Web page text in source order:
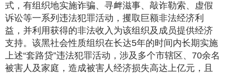
式，有组织地实施诈骗、寻衅滋事、敲诈勒索、虚假
诉讼等一系列违法犯罪活动，攫取巨额非法经济利
益，并利用获得的非法收入为该组织及成员提供经济
支持。该黑社会性质组织在长达5年的时间内长期实施
上述“套路贷”违法犯罪活动，涉及多个市辖区、70余名
被害人及家庭，造成被害人经济损失高达上亿元，且